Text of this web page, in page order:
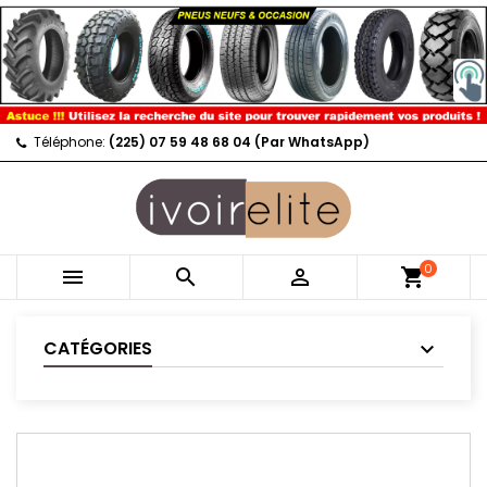
Téléphone: (225) 07 59 48 68 04 (Par WhatsApp)
   shopping_cart0
CATÉGORIES